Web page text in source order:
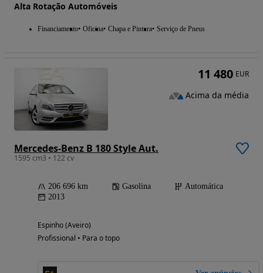
Alta Rotação Automóveis
Financiamento Oficina Chapa e Pintura Serviço de Pneus
Mercedes-Benz B 180 Style Aut.
1595 cm3 • 122 cv
206 696 km Gasolina
Automática
2013
Espinho (Aveiro)
Profissional • Para o topo
11 480 EUR
Acima da média